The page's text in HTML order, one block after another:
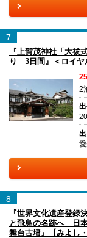
7
『上賀茂神社「大
り 3日間』＜ロイヤ
2
8
『世界文化遺産登録
と飛鳥の名跡へ 日
舞台古墳』【みよし